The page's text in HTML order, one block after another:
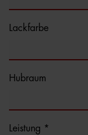
Lackfarbe
Hubraum
Leistung *